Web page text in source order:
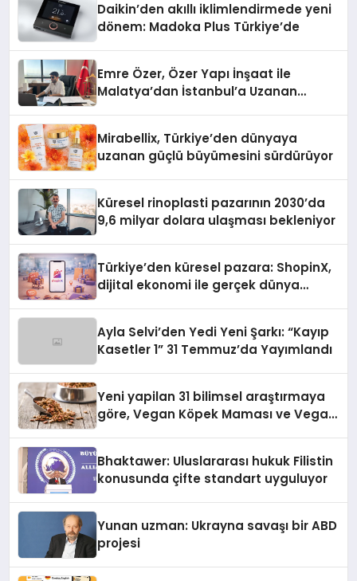
Daikin’den akıllı iklimlendirmede yeni
dönem: Madoka Plus Türkiye’de
Emre Özer, Özer Yapı İnşaat ile
Malatya’dan İstanbul’a Uzanan
Mirabellix, Türkiye’den dünyaya
uzanan güçlü büyümesini sürdürüyor
Küresel rinoplasti pazarının 2030’da
9,6 milyar dolara ulaşması bekleniyor
Türkiye’den küresel pazara: ShopinX,
dijital ekonomi ile gerçek dünya
Ayla Selvi’den Yedi Yeni Şarkı: “Kayıp
Kasetler 1” 31 Temmuz’da Yayımlandı
Yeni yapilan 31 bilimsel araştırmaya
göre, Vegan Köpek Maması ve Vegan
Bhaktawer: Uluslararası hukuk Filistin
konusunda çifte standart uyguluyor
Yunan uzman: Ukrayna savaşı bir ABD
projesi